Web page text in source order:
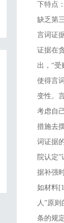
下特点
缺乏第
言词证
证据在
出，“
使得言
变性。
考虑自
措施去
词证据
院认定
据补强
如材料
人”原
条的规